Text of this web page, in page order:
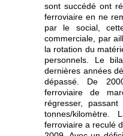
sont succédé ont
ferroviaire en ne
par le social,
commerciale, par
la rotation du
personnels. Le
dernières années
dépassé. De
ferroviaire de
régresser,
tonnes/
ferroviaire a reculé